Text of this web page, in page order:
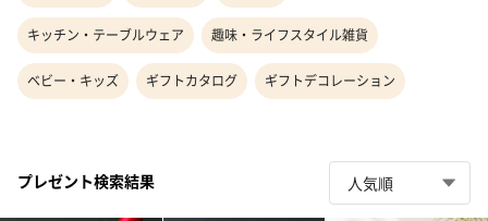
キッチン・テーブルウェア 趣味・ライフスタイル雑貨
ベビー・キッズ ギフトカタログ ギフトデコレーション
プレゼント検索結果